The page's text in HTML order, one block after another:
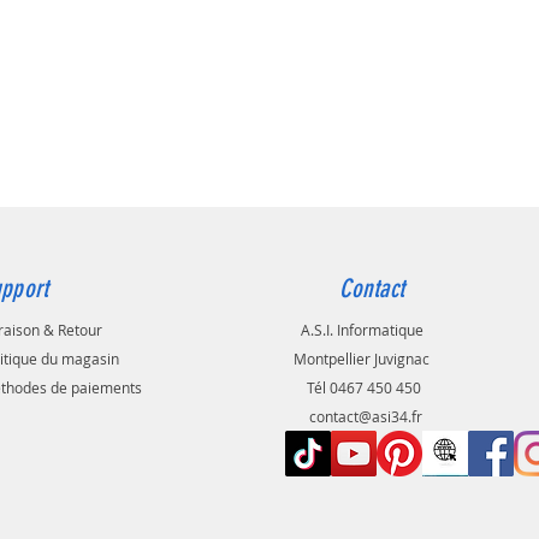
& Retour
du magasin
de paiements
Contact
A.S.I. Informatique
Montpellier Juvignac
Tél 0467 450 450
contact@asi34.fr